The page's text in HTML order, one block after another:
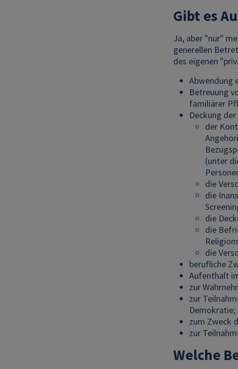
Gibt es
Ja, aber "nur"
generellen
des eigenen
Abwendung
Betreuung
familiärer
Deckung
der
(unter
die
die
die
die
die
berufliche
Aufenthalt
zur
zur
Demokratie;
zum Zweck
zur
Welche